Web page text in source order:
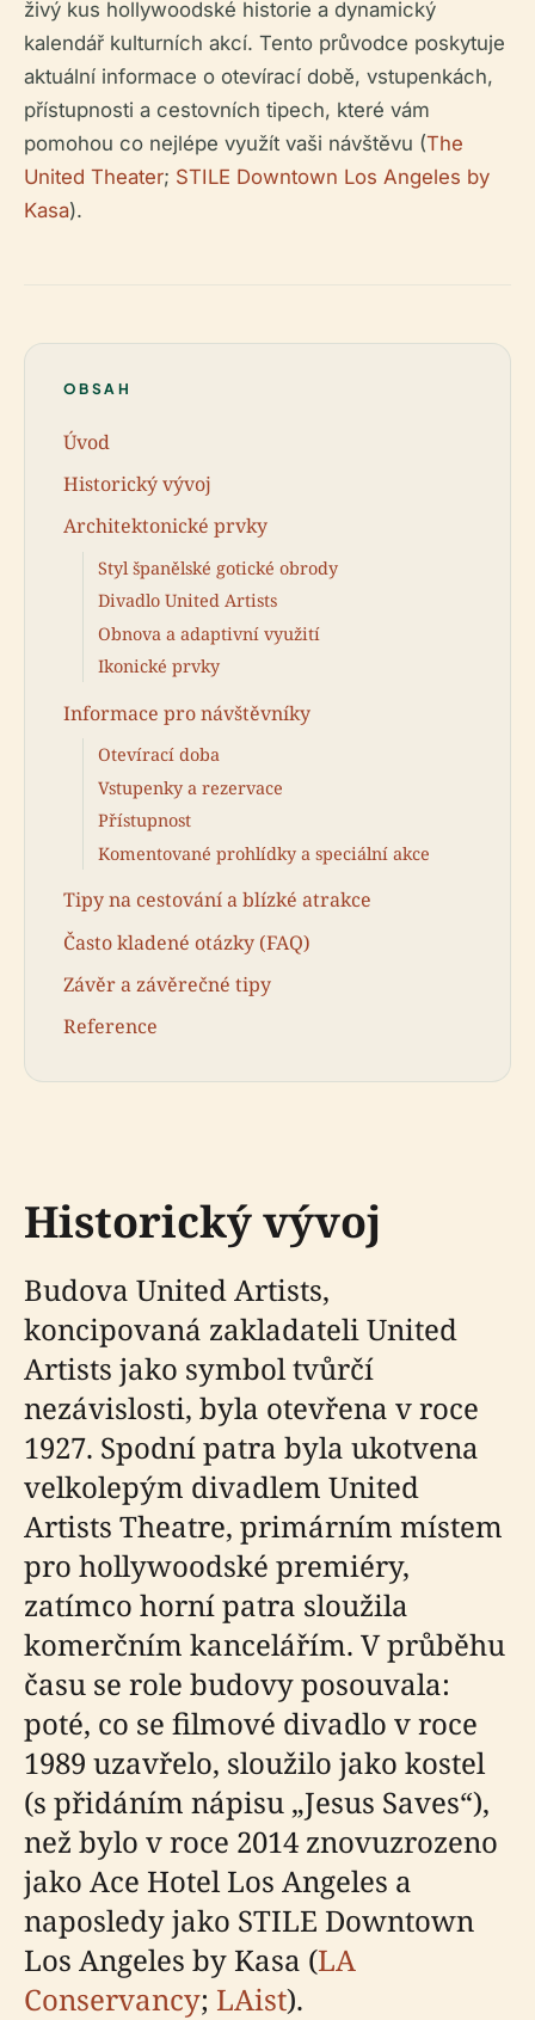
živý kus hollywoodské historie a dynamický
kalendář kulturních akcí. Tento průvodce poskytuje
aktuální informace o otevírací době, vstupenkách,
přístupnosti a cestovních tipech, které vám
pomohou co nejlépe využít vaši návštěvu (The
United Theater; STILE Downtown Los Angeles by
Kasa).
OBSAH
Úvod
Historický vývoj
Architektonické prvky
Styl španělské gotické obrody
Divadlo United Artists
Obnova a adaptivní využití
Ikonické prvky
Informace pro návštěvníky
Otevírací doba
Vstupenky a rezervace
Přístupnost
Komentované prohlídky a speciální akce
Tipy na cestování a blízké atrakce
Často kladené otázky (FAQ)
Závěr a závěrečné tipy
Reference
Historický vývoj
Budova United Artists,
koncipovaná zakladateli United
Artists jako symbol tvůrčí
nezávislosti, byla otevřena v roce
1927. Spodní patra byla ukotvena
velkolepým divadlem United
Artists Theatre, primárním místem
pro hollywoodské premiéry,
zatímco horní patra sloužila
komerčním kancelářím. V průběhu
času se role budovy posouvala:
poté, co se filmové divadlo v roce
1989 uzavřelo, sloužilo jako kostel
(s přidáním nápisu „Jesus Saves“),
než bylo v roce 2014 znovuzrozeno
jako Ace Hotel Los Angeles a
naposledy jako STILE Downtown
Los Angeles by Kasa (LA
Conservancy; LAist).